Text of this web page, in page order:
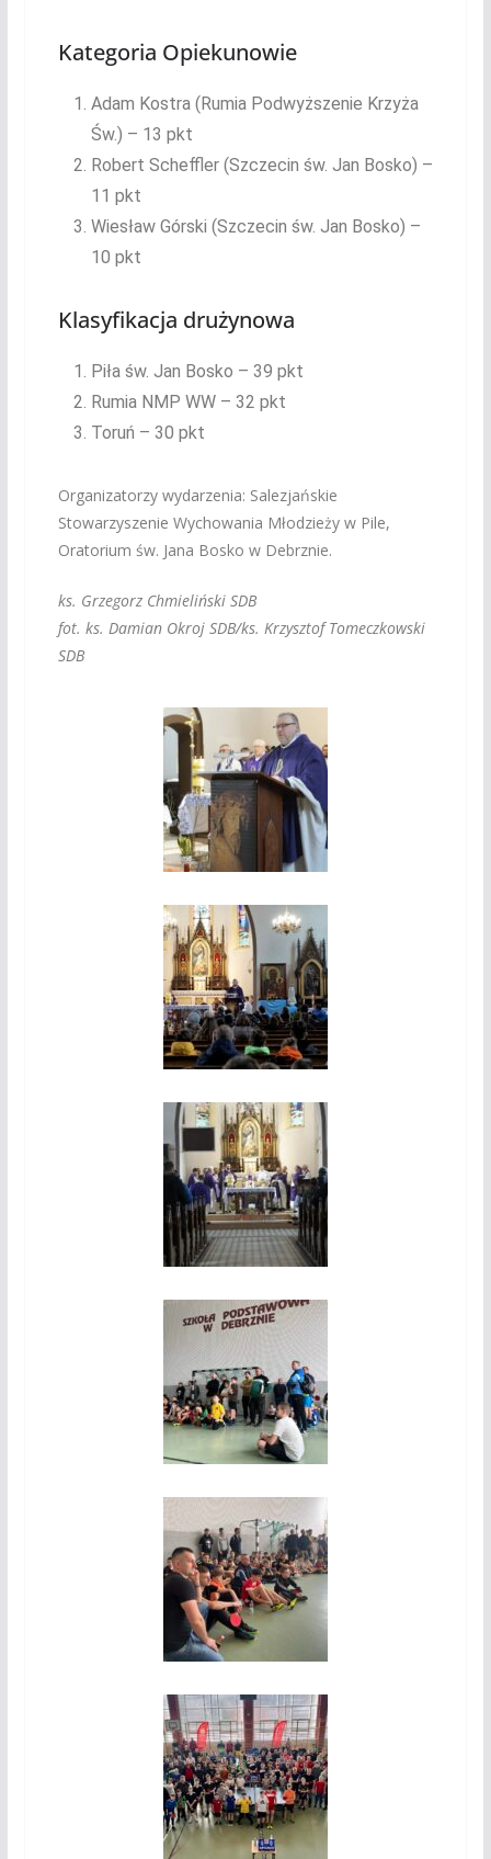
Kategoria Opiekunowie
Adam Kostra (Rumia Podwyższenie Krzyża
Św.) – 13 pkt
Robert Scheffler (Szczecin św. Jan Bosko) –
11 pkt
Wiesław Górski (Szczecin św. Jan Bosko) –
10 pkt
Klasyfikacja drużynowa
Piła św. Jan Bosko – 39 pkt
Rumia NMP WW – 32 pkt
Toruń – 30 pkt
Organizatorzy wydarzenia: Salezjańskie
Stowarzyszenie Wychowania Młodzieży w Pile,
Oratorium św. Jana Bosko w Debrznie.
ks. Grzegorz Chmieliński SDB
fot. ks. Damian Okroj SDB/ks. Krzysztof Tomeczkowski
SDB